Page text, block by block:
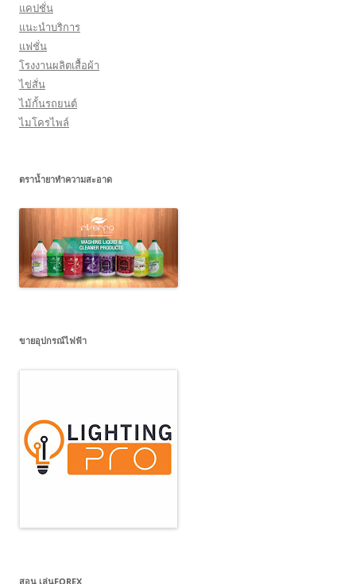
แคปชั่น
แนะนำบริการ
แฟชั่น
โรงงานผลิตเสื้อผ้า
ไข่สั่น
ไม้กั้นรถยนต์
ไมโครไพล์
ตราน้ำยาทำความสะอาด
ขายอุปกรณ์ไฟฟ้า
สอน เล่นFOREX